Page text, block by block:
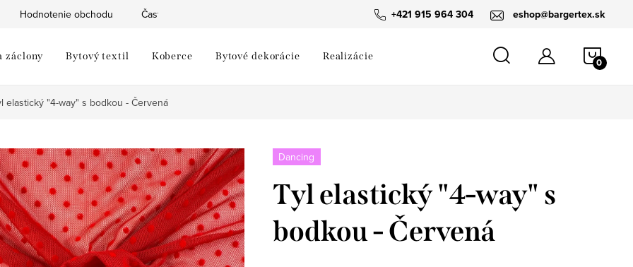
+421 915 964 304 eshop@bargertex.sk
Hodnotenie obchodu Často kladené otázky
záclony Bytový textil Koberce Bytové dekorácie Realizácie
elastický "4-way" s bodkou - Červená
Dancing
Tyl elastický "4-way" s
bodkou - Červená